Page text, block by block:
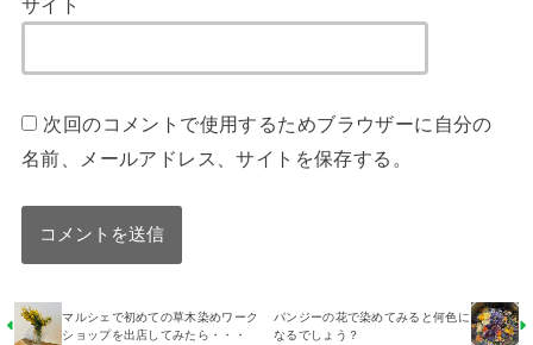
次回のコメントで使用するためブラウザーに自分の
名前、メールアドレス、サイトを保存する。
マルシェで初めての草木染めワーク
ショップを出店してみたら・・・
パンジーの花で染めてみると何色に
なるでしょう？